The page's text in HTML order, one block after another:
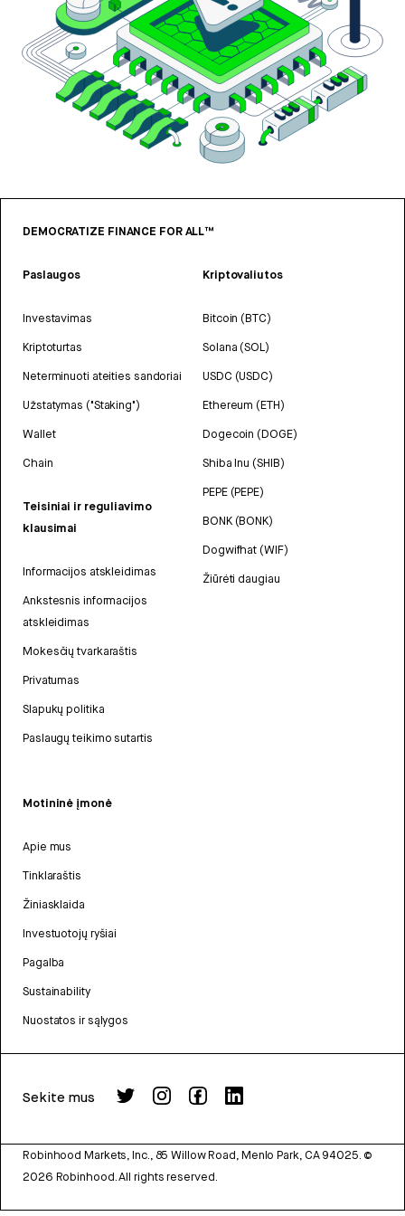
DEMOCRATIZE FINANCE FOR ALL™
Paslaugos
Investavimas
Kriptoturtas
Neterminuoti ateities sandoriai
Užstatymas ("Staking")
Wallet
Chain
Teisiniai ir reguliavimo
klausimai
Informacijos atskleidimas
Ankstesnis informacijos
atskleidimas
Mokesčių tvarkaraštis
Privatumas
Slapukų politika
Paslaugų teikimo sutartis
Kriptovaliutos
Bitcoin (BTC)
Solana (SOL)
USDC (USDC)
Ethereum (ETH)
Dogecoin (DOGE)
Shiba Inu (SHIB)
PEPE (PEPE)
BONK (BONK)
Dogwifhat (WIF)
Žiūrėti daugiau
Motininė įmonė
Apie mus
Tinklaraštis
Žiniasklaida
Investuotojų ryšiai
Pagalba
Sustainability
Nuostatos ir sąlygos
Sekite mus
Robinhood Markets, Inc., 85 Willow Road, Menlo Park, CA 94025. ©
2026 Robinhood. All rights reserved.